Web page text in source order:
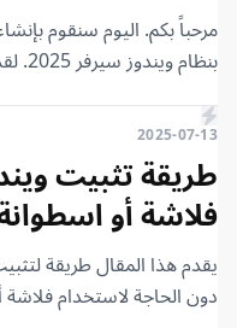
بسيط وسهل للغاية ولن
2025-07-13
فلاشة أو
دون الحاجة لاستخدام فلاشة